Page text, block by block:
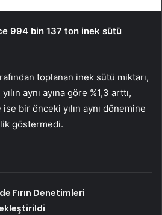
994 bin 137 ton inek sütü
toplanan inek sütü miktarı,
aynı ayına göre %1,3 arttı,
bir önceki yılın aynı dönemine
göstermedi.
Fırın Denetimleri